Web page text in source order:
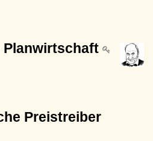
Planwirtschaft
Preistreiber